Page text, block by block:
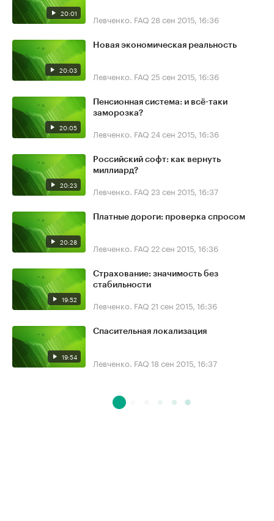
20:01 Левченко. FAQ 28 сен 2015, 16:36
20:03
Новая экономическая реальность
Левченко. FAQ 25 сен 2015, 16:36
20:05
Пенсионная система: и всё-таки
заморозка?
Левченко. FAQ 24 сен 2015, 16:36
20:23
Российский софт: как вернуть
миллиард?
Левченко. FAQ 23 сен 2015, 16:37
20:28
Платные дороги: проверка спросом
Левченко. FAQ 22 сен 2015, 16:36
19:52
Страхование: значимость без
стабильности
Левченко. FAQ 21 сен 2015, 16:36
19:54
Спасительная локализация
Левченко. FAQ 18 сен 2015, 16:37